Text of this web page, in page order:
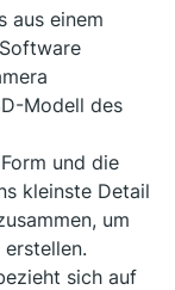
aus einem
Modell des
und die
kleinste Detail
um
sich auf